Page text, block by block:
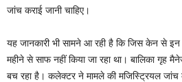
जांच कराई जानी चाहिए।
यह जानकारी भी सामने आ रही है कि जिस केन से इन
महीने से साफ नहीं किया जा रहा था। बालिका
बच रहा है। कलेक्टर ने मामले की मजिस्ट्रियल